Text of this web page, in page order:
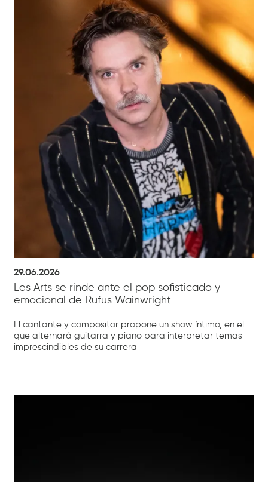
29.06.2026
Les Arts se rinde ante el pop sofisticado y
emocional de Rufus Wainwright
El cantante y compositor propone un show íntimo, en el
que alternará guitarra y piano para interpretar temas
imprescindibles de su carrera